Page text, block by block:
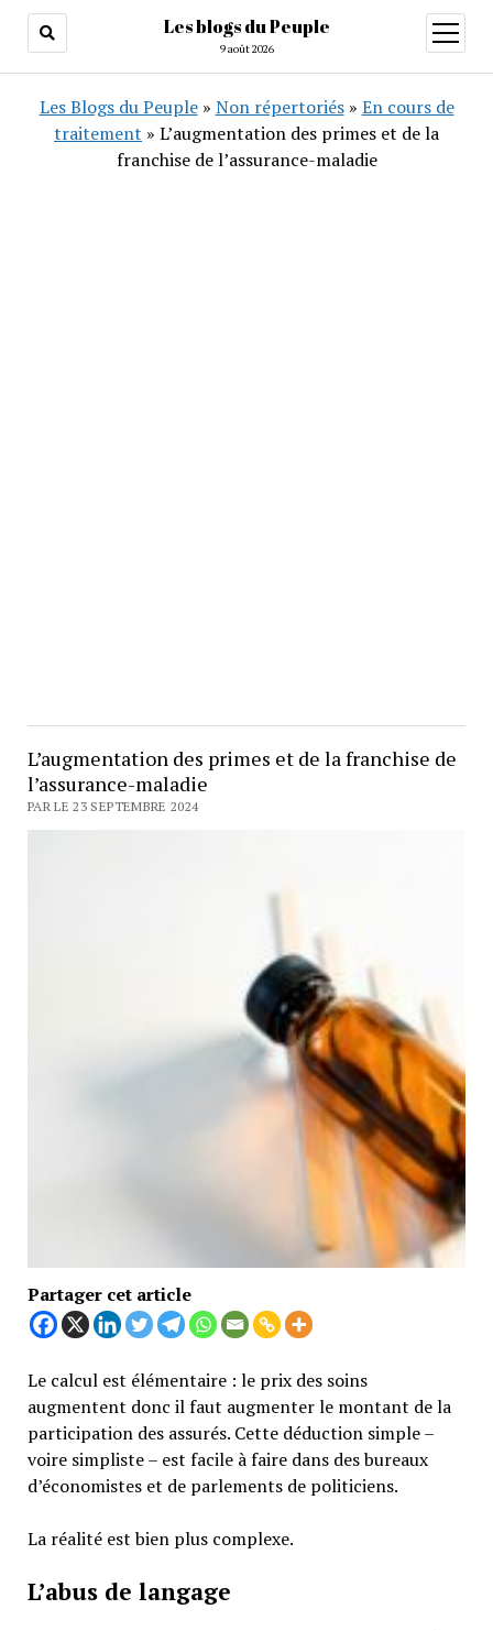
Les blogs du Peuple
9 août 2026
ouvrir
menu
Les Blogs du Peuple» Non répertoriés» En cours de
traitement » L’augmentation des primes et de la
franchise de l’assurance-maladie
L’augmentation des primes et de la franchise de
l’assurance-maladie
PAR LE 23 SEPTEMBRE 2024
Partager cet article
Le calcul est élémentaire : le prix des soins
augmentent donc il faut augmenter le montant de la
participation des assurés. Cette déduction simple –
voire simpliste – est facile à faire dans des bureaux
d’économistes et de parlements de politiciens.
La réalité est bien plus complexe.
L’abus de langage